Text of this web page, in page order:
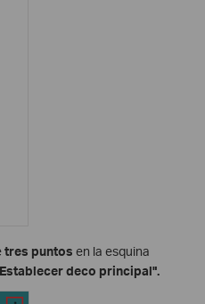
tres puntos en la esquina
deco principal".